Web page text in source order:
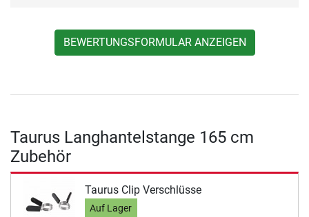
BEWERTUNGSFORMULAR ANZEIGEN
Taurus Langhantelstange 165 cm
Zubehör
Taurus Clip Verschlüsse
Auf Lager